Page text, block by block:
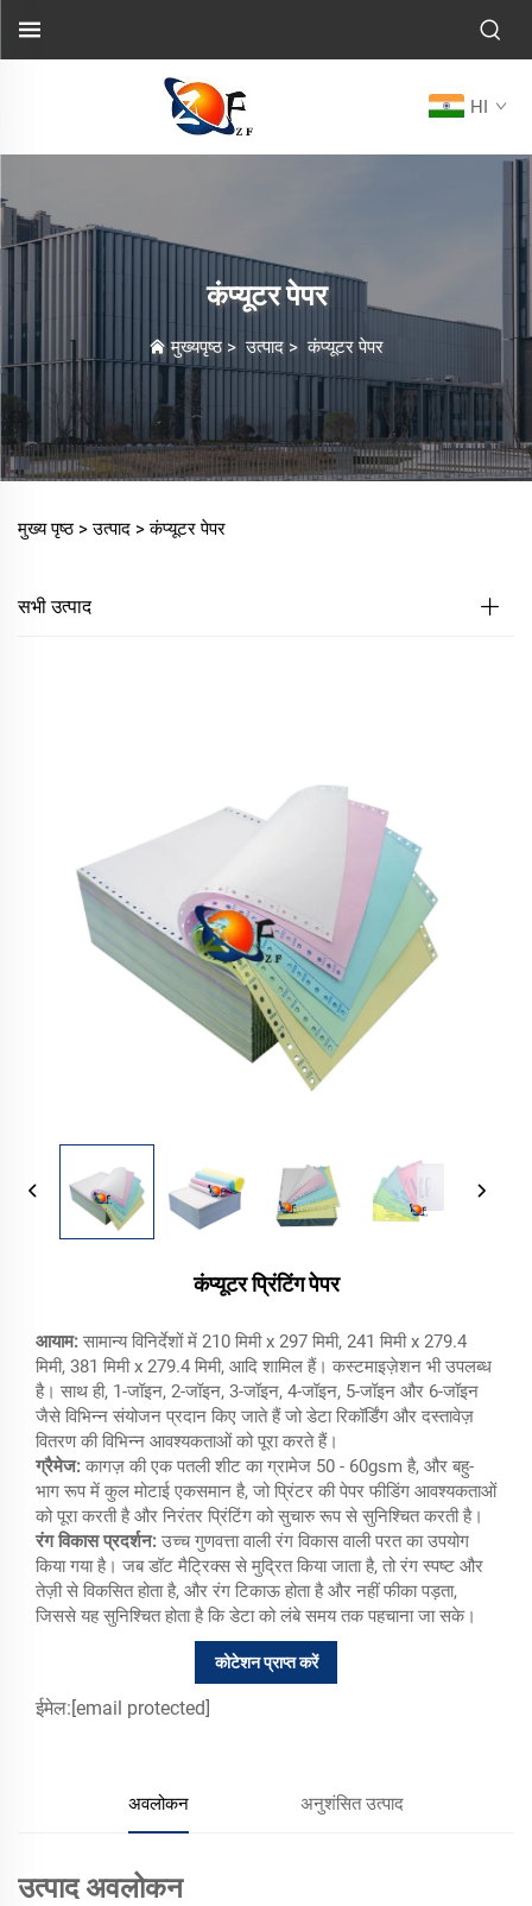
HI
कंप्यूटर पेपर
मुख्यपृष्ठ>उत्पाद >कंप्यूटर पेपर
मुख्य पृष्ठ > उत्पाद >कंप्यूटर पेपर
सभी उत्पाद
कंप्यूटर प्रिंटिंग पेपर
आयाम: सामान्य विनिर्देशों में 210 मिमी x 297 मिमी, 241 मिमी x 279.4
मिमी, 381 मिमी x 279.4 मिमी, आदि शामिल हैं। कस्टमाइज़ेशन भी उपलब्ध
है। साथ ही, 1-जॉइन, 2-जॉइन, 3-जॉइन, 4-जॉइन, 5-जॉइन और 6-जॉइन
जैसे विभिन्न संयोजन प्रदान किए जाते हैं जो डेटा रिकॉर्डिंग और दस्तावेज़
वितरण की विभिन्न आवश्यकताओं को पूरा करते हैं।
ग्रैमेज: कागज़ की एक पतली शीट का ग्रामेज 50 - 60gsm है, और बहु-
भाग रूप में कुल मोटाई एकसमान है, जो प्रिंटर की पेपर फीडिंग आवश्यकताओं
को पूरा करती है और निरंतर प्रिंटिंग को सुचारु रूप से सुनिश्चित करती है।
रंग विकास प्रदर्शन: उच्च गुणवत्ता वाली रंग विकास वाली परत का उपयोग
किया गया है। जब डॉट मैट्रिक्स से मुद्रित किया जाता है, तो रंग स्पष्ट और
तेज़ी से विकसित होता है, और रंग टिकाऊ होता है और नहीं फीका पड़ता,
जिससे यह सुनिश्चित होता है कि डेटा को लंबे समय तक पहचाना जा सके।
कोटेशन प्राप्त करें
ईमेल:[email protected]
अवलोकन अनुशंसित उत्पाद
उत्पाद अवलोकन